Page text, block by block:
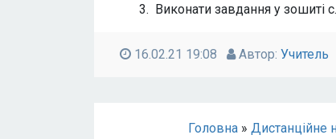
Виконати завдання у зошиті
16.02.21 19:08 Автор: Учитель
Головна » Дистанційне